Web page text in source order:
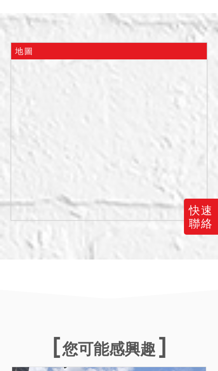
快速
聯絡
58,071,800元，得標價格扣
除建物價格後之金額，均屬
3.依臺北市政府都市發展局
內，天橋及地下連通設施使
共有土地，該地國有持分部
不動產收益原則」規定辦理
應逕洽土地所有權人取得土
地使用同意文件。
4.私法人投標應自行確認符
合平均地權條例第79條之1
規定，並依投標須知第4點第
3項規定辦理。
瑕疵擔保責任。
7.建物之固定建材及設備已
逾保固期限，其修繕等費用
地圖
您可能感興趣